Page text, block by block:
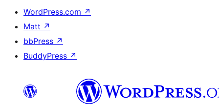
WordPress.com ↗
Matt ↗
bbPress ↗
BuddyPress ↗